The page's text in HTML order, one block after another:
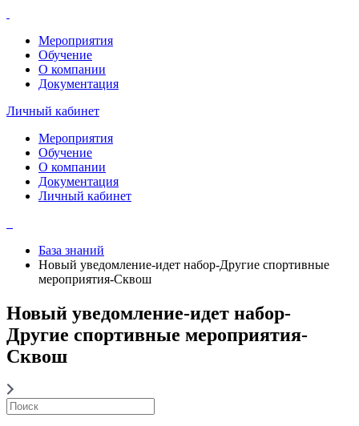
Мероприятия
Обучение
О компании
Документация
Личный кабинет
Мероприятия
Обучение
О компании
Документация
Личный кабинет
База знаний
Новый уведомление-идет набор-Другие спортивные
мероприятия-Сквош
Новый уведомление-идет набор-
Другие спортивные мероприятия-
Сквош